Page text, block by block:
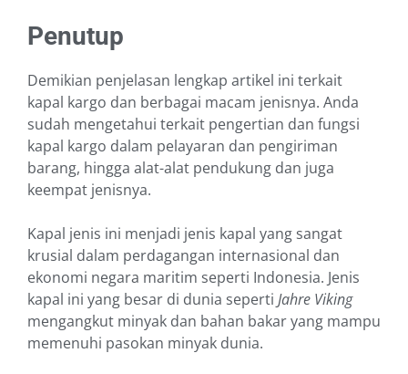
Penutup
Demikian penjelasan lengkap artikel ini terkait
kapal kargo dan berbagai macam jenisnya. Anda
sudah mengetahui terkait pengertian dan fungsi
kapal kargo dalam pelayaran dan pengiriman
barang, hingga alat-alat pendukung dan juga
keempat jenisnya.
Kapal jenis ini menjadi jenis kapal yang sangat
krusial dalam perdagangan internasional dan
ekonomi negara maritim seperti Indonesia. Jenis
kapal ini yang besar di dunia seperti Jahre Viking
mengangkut minyak dan bahan bakar yang mampu
memenuhi pasokan minyak dunia.